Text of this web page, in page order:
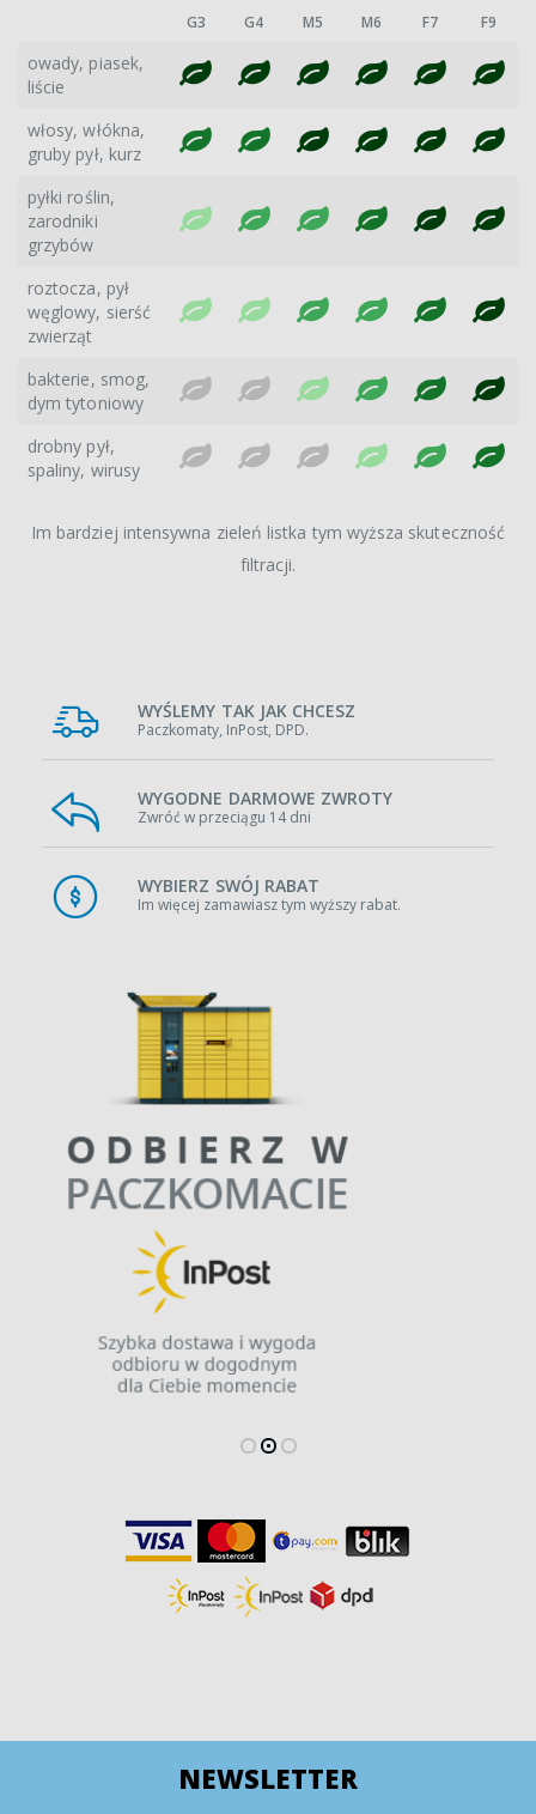
G3 G4 M5 M6 F7 F9
owady, piasek,
liście
włosy, włókna,
gruby pył, kurz
pyłki roślin,
zarodniki
grzybów
roztocza, pył
węglowy, sierść
zwierząt
bakterie, smog,
dym tytoniowy
drobny pył,
spaliny, wirusy
Im bardziej intensywna zieleń listka tym wyższa skuteczność
filtracji.
WYŚLEMY TAK JAK CHCESZ
Paczkomaty, InPost, DPD.
WYGODNE DARMOWE ZWROTY
Zwróć w przeciągu 14 dni
WYBIERZ SWÓJ RABAT
Im więcej zamawiasz tym wyższy rabat.
NEWSLETTER